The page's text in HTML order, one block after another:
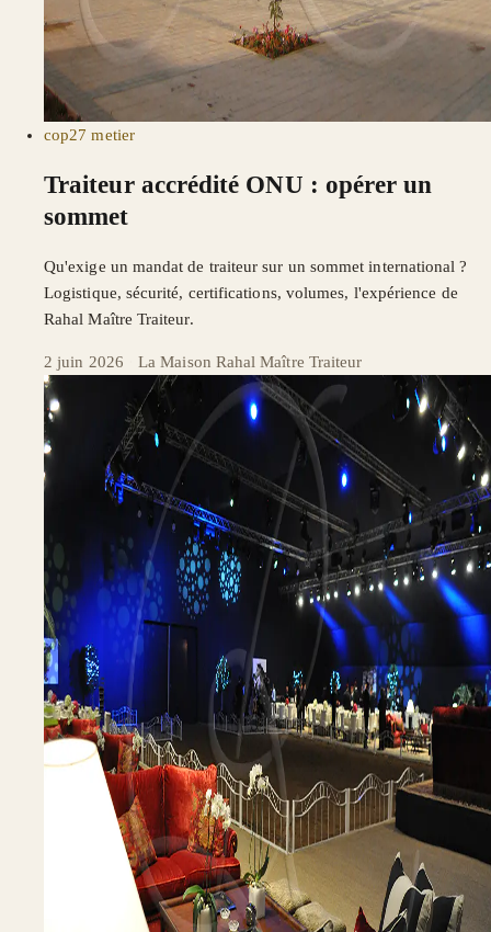
cop27metier
Traiteur accrédité ONU : opérer un
sommet
Qu'exige un mandat de traiteur sur un sommet international ?
Logistique, sécurité, certifications, volumes, l'expérience de
Rahal Maître Traiteur.
2 juin 2026 La Maison Rahal Maître Traiteur